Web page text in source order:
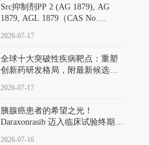
中，其靶向ROCK的选择性超过
200倍，凸显出优异的分子特异
Src抑制剂PP 2 (AG 1879), AG
1879, AGL 1879（CAS No.
应用指南
2026-07-17
全球十大突破性疾病靶点：重塑
创新药研发格局，附最新候选分
2026-07-17
胰腺癌患者的希望之光！
Daraxonrasib 迈入临床试验终期阶
2026-07-16